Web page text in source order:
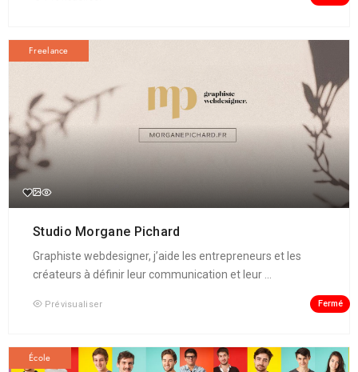
Freelance
Studio Morgane Pichard
Graphiste webdesigner, j’aide les entrepreneurs et les
créateurs à définir leur communication et leur ...
Prévisualiser Fermé
École